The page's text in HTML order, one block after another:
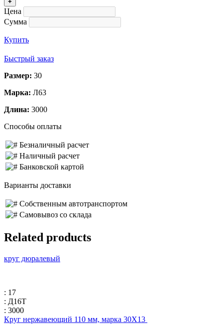
Цена
Сумма
Купить
Быстрый заказ
Размер: 30
Марка: Л63
Длина: 3000
Способы оплаты
Безналичный расчет
Наличный расчет
Банковской картой
Варианты доставки
Собственным автотранспортом
Самовывоз со склада
Related products
круг дюралевый
: 17
: Д16Т
: 3000
Круг нержавеющий 110 мм, марка 30Х13